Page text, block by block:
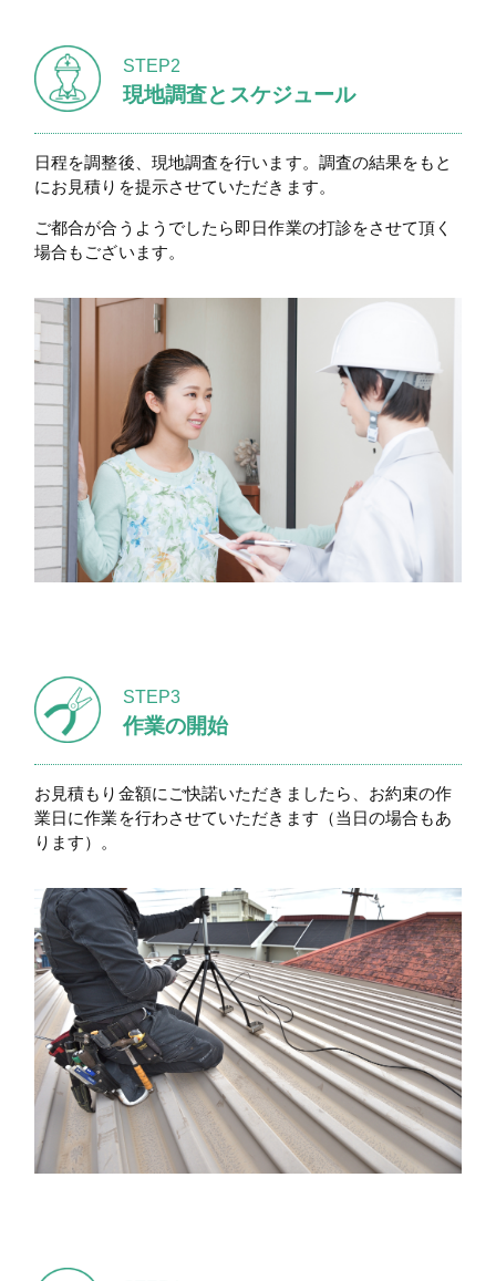
現地調査とスケジュール
STEP2
日程を調整後、現地調査を行います。調査の結果をもと
にお見積りを提示させていただきます。
ご都合が合うようでしたら即日作業の打診をさせて頂く
場合もございます。
作業の開始
STEP3
お見積もり金額にご快諾いただきましたら、お約束の作
業日に作業を行わさせていただきます（当日の場合もあ
ります）。